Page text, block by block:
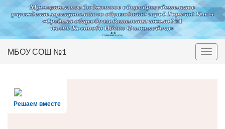
Вкл/
МБОУ СОШ №1
Решаем вместе